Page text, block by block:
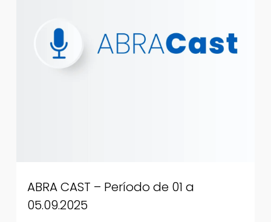
ABRA CAST – Período de 01 a
05.09.2025